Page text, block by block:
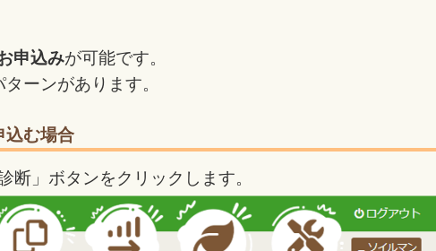
申込みが可能です。
ーンがあります。
込む場合
断」ボタンをクリックします。